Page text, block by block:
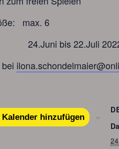
max. 6
bis 22.Juli
Kalender hinzufügen